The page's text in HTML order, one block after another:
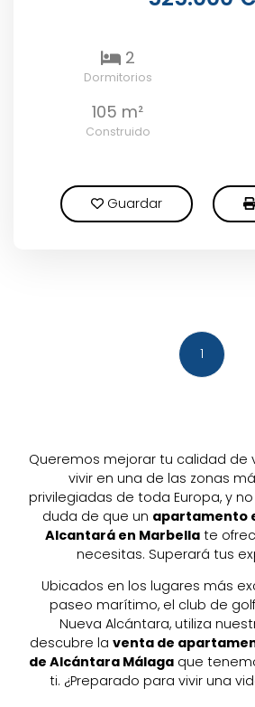
2
Dormitorios
105 m²
Construido
Guardar
1
Queremos mejorar tu calidad de
vivir en una de las zonas
privilegiadas de toda Europa, y
duda de que un apartamento
Alcantará en Marbellate
necesitas. Superará tus
Ubicados en los lugares más
paseo marítimo, el club de
Nueva Alcántara, utiliza
descubre la venta de
de Alcántara Málagaque
ti. ¿Preparado para vivir una